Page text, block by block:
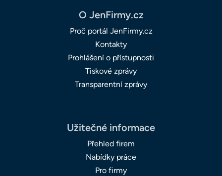
O JenFirmy.cz
Proč portál JenFirmy.cz
Kontakty
Prohlášení o přístupnosti
Tiskové zprávy
Transparentní zprávy
Užitečné informace
Přehled firem
Nabídky práce
Pro firmy